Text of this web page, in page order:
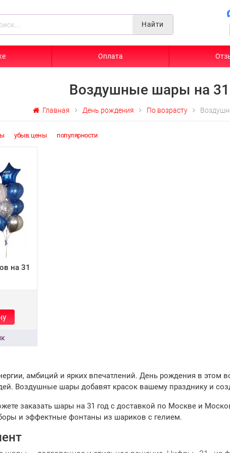
Найти
Оплата
Воздушные шары на 31
Главная День рождения По возрасту
убыв. цены популярности
на 31
амбиций и ярких впечатлений. День рождения в этом
Воздушные шары добавят красок вашему празднику и
заказать шары на 31 год с доставкой по Москве и
и эффектные фонтаны из шариков с гелием.